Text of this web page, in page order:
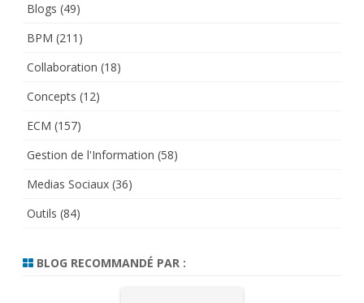
Blogs (49)
BPM (211)
Collaboration (18)
Concepts (12)
ECM (157)
Gestion de l'Information (58)
Medias Sociaux (36)
Outils (84)
BLOG RECOMMANDÉ PAR :